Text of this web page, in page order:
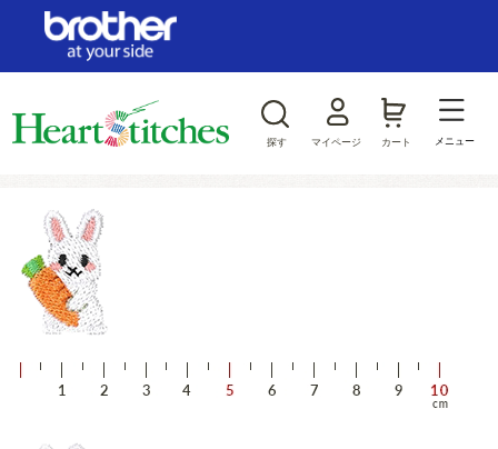
探す マイページ カート メニュー
ログイン/新規会員登録
ジャンルから探す